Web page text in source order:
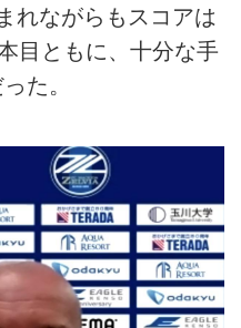
れながらもスコアは
目ともに、十分な手
た。